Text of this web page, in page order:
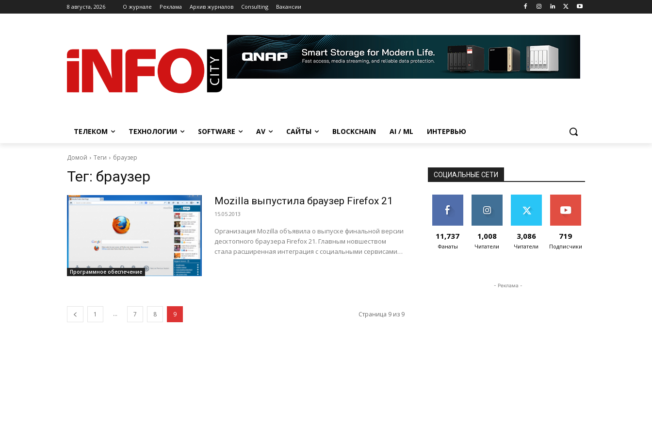
8 августа, 2026 O журнале Реклама Архив журналов Consulting Вакансии
ТЕЛЕКОМ ТЕХНОЛОГИИ SOFTWARE AV САЙТЫ BLOCKCHAIN AI / ML ИНТЕРВЬЮ
Домой Теги браузер
Тег: браузер
Программное обеспечение
Mozilla выпустила браузер Firefox 21
15.05.2013
Организация Mozilla объявила о выпуске финальной версии
десктопного браузера Firefox 21. Главным новшеством
стала расширенная интеграция с социальными сервисами
1 ... 7 8 9 Страница 9 из 9
СОЦИАЛЬНЫЕ СЕТИ
11,737
Фанаты
1,008
Читатели
3,086
Читатели
719
Подписчики
- Реклама -